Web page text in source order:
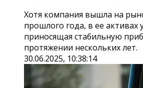
Хотя компания вышла на
прошлого года, в ее активах
приносящая стабильную
протяжении нескольких лет.
30.06.2025, 10:38:14